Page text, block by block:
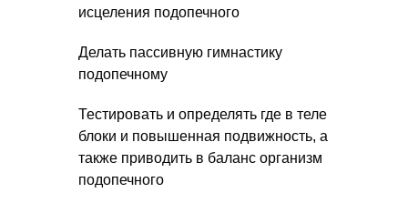
исцеления подопечного
Делать пассивную гимнастику
подопечному
Тестировать и определять где в теле
блоки и повышенная подвижность, а
также приводить в баланс организм
подопечного